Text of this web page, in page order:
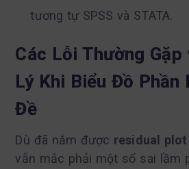
tương tự SPSS và STATA.
Các Lỗi Thường Gặp
Lý Khi Biểu Đồ Phần
Đề
Dù đã nắm được residual
vẫn mắc phải một số sai lầm